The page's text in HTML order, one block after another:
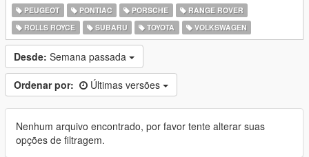
PEUGEOT
PONTIAC PORSCHE
RANGE ROVER
ROLLS ROYCE
SUBARU TOYOTA VOLKSWAGEN
Desde: Semana passada
Ordenar por: Últimas versões
Nenhum arquivo encontrado, por favor tente alterar suas
opções de filtragem.